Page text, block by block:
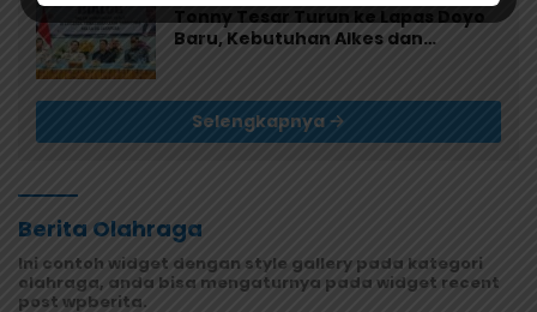
Tonny Tesar Turun ke Lapas Doyo
Baru, Kebutuhan Alkes dan
Selengkapnya
Berita Olahraga
Ini contoh widget dengan style gallery pada kategori
olahraga, anda bisa mengaturnya pada widget recent
post wpberita.